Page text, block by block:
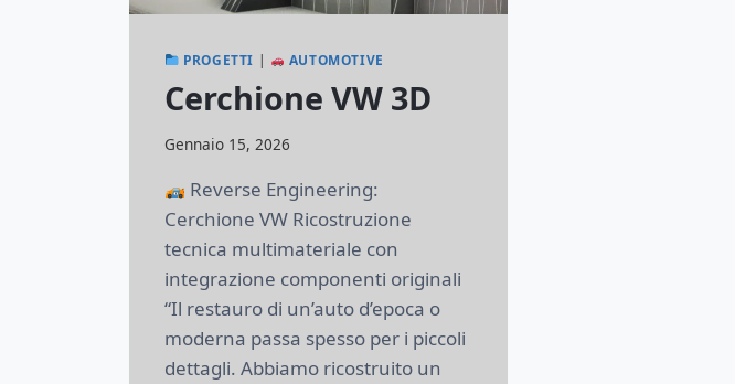
PROGETTI | AUTOMOTIVE
Cerchione VW 3D
Di
Gennaio 15, 2026
Reverse Engineering:
Cerchione VW Ricostruzione
tecnica multimateriale con
integrazione componenti originali
“Il restauro di un’auto d’epoca o
moderna passa spesso per i piccoli
dettagli. Abbiamo ricostruito un